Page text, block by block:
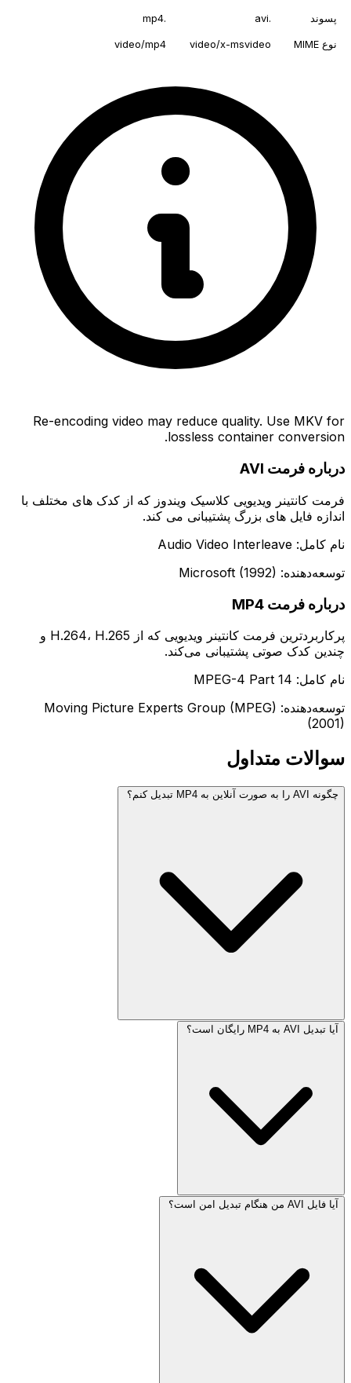
پسوند .avi
.mp4
نوع MIME video/x-msvideo
video/mp4
Re-encoding video may reduce quality. Use MKV for
lossless container conversion.
درباره فرمت AVI
فرمت کانتینر ویدیویی کلاسیک ویندوز که از کدک های مختلف با
اندازه فایل های بزرگ پشتیبانی می کند.
نام کامل: Audio Video Interleave
توسعه‌دهنده: Microsoft (1992)
درباره فرمت MP4
پرکاربردترین فرمت کانتینر ویدیویی که از H.264، H.265 و
چندین کدک صوتی پشتیبانی می‌کند.
نام کامل: MPEG-4 Part 14
توسعه‌دهنده: Moving Picture Experts Group (MPEG)
(2001)
سوالات متداول
چگونه AVI را به صورت آنلاین به MP4 تبدیل کنم؟
آیا تبدیل AVI به MP4 رایگان است؟
آیا فایل AVI من هنگام تبدیل امن است؟